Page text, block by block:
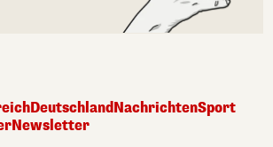
DeutschlandNachrichtenSport
Newsletter